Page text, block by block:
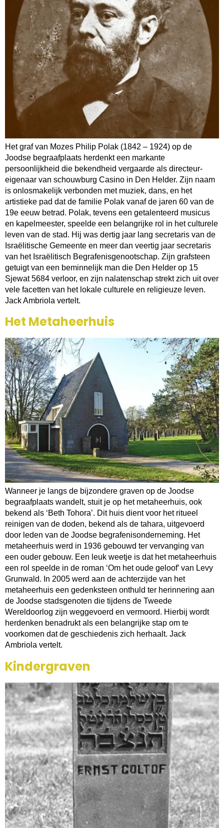
Het graf van Mozes Philip Polak (1842 – 1924) op de
Joodse begraafplaats herdenkt een markante
persoonlijkheid die bekendheid vergaarde als directeur-
eigenaar van schouwburg Casino in Den Helder. Zijn naam
is onlosmakelijk verbonden met muziek, dans, en het
artistieke pad dat de familie Polak vanaf de jaren 60 van de
19e eeuw betrad. Polak, tevens een getalenteerd musicus
en kapelmeester, speelde een belangrijke rol in het culturele
leven van de stad. Hij was dertig jaar lang secretaris van de
Israëlitische Gemeente en meer dan veertig jaar secretaris
van het Israëlitisch Begrafenisgenootschap. Zijn grafsteen
getuigt van een beminnelijk man die Den Helder op 15
Sjewat 5684 verloor, en zijn nalatenschap strekt zich uit over
vele facetten van het lokale culturele en religieuze leven.
Jack Ambriola vertelt.
Het Metaheerhuis
Wanneer je langs de bijzondere graven op de Joodse
begraafplaats wandelt, stuit je op het metaheerhuis, ook
bekend als ‘Beth Tohora’. Dit huis dient voor het ritueel
reinigen van de doden, bekend als de tahara, uitgevoerd
door leden van de Joodse begrafenisonderneming. Het
metaheerhuis werd in 1936 gebouwd ter vervanging van
een ouder gebouw. Een leuk weetje is dat het metaheerhuis
een rol speelde in de roman ‘Om het oude geloof’ van Levy
Grunwald. In 2005 werd aan de achterzijde van het
metaheerhuis een gedenksteen onthuld ter herinnering aan
de Joodse stadsgenoten die tijdens de Tweede
Wereldoorlog zijn weggevoerd en vermoord. Hierbij wordt
herdenken benadrukt als een belangrijke stap om te
voorkomen dat de geschiedenis zich herhaalt. Jack
Ambriola vertelt.
Kindergraven